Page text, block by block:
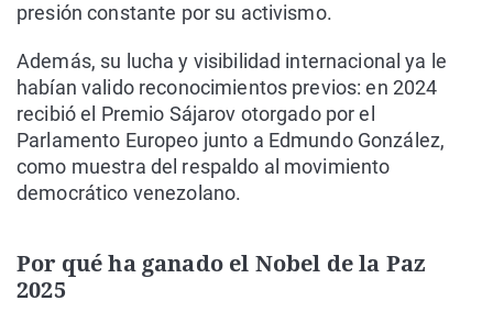
presión constante por su activismo.
Además, su lucha y visibilidad internacional ya le
habían valido reconocimientos previos: en 2024
recibió el Premio Sájarov otorgado por el
Parlamento Europeo junto a Edmundo González,
como muestra del respaldo al movimiento
democrático venezolano.
Por qué ha ganado el Nobel de la Paz
2025